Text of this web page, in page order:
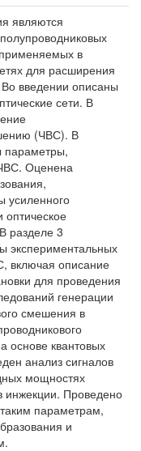
являются
в
для расширения
введении описаны
сети. В
(ЧВС). В
параметры,
Оценена
усиленного
оптическое
разделе 3
экспериментальных
включая описание
для проведения
генерации
смешения в
основе квантовых
анализ сигналов
мощностях
инжекции. Проведено
параметрам,
и